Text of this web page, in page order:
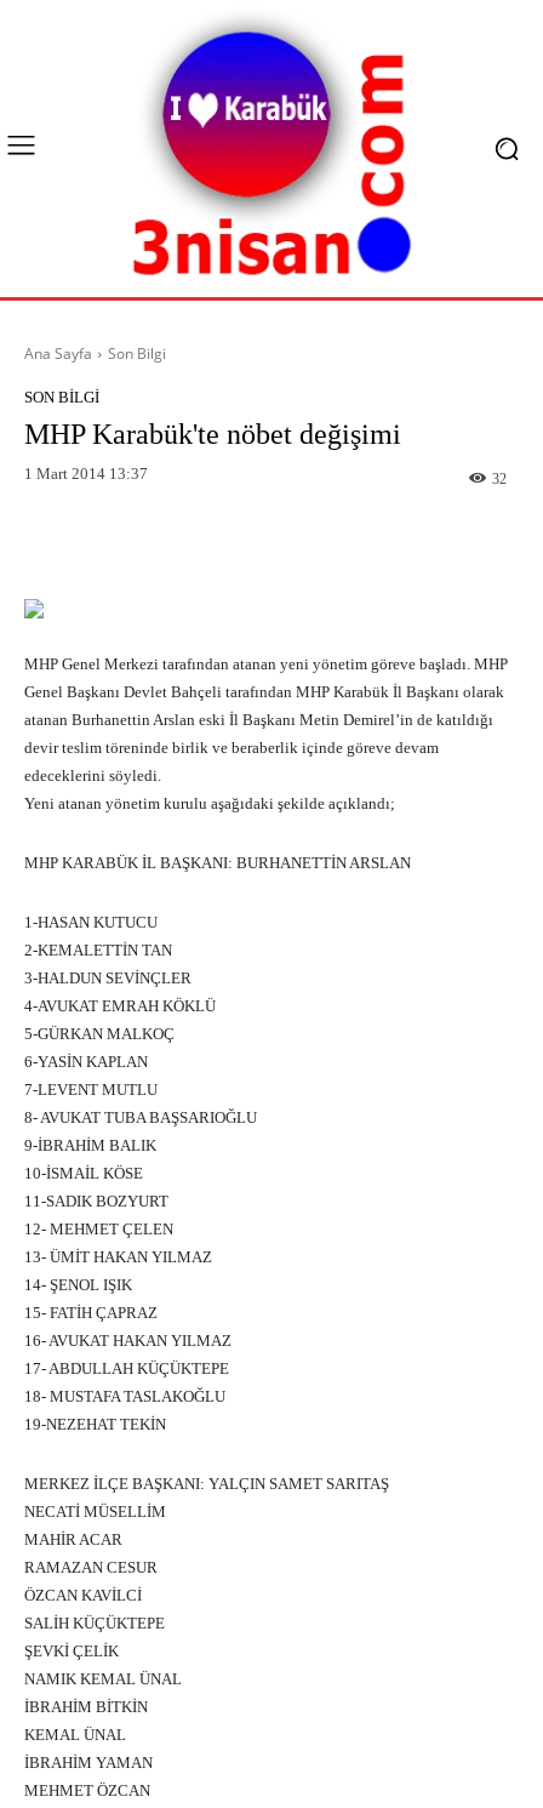
Ana Sayfa Son Bilgi
SON BILGI
MHP Karabük'te nöbet değişimi
1 Mart 2014 13:37 32
MHP Genel Merkezi tarafından atanan yeni yönetim göreve başladı. MHP
Genel Başkanı Devlet Bahçeli tarafından MHP Karabük İl Başkanı olarak
atanan Burhanettin Arslan eski İl Başkanı Metin Demirel’in de katıldığı
devir teslim töreninde birlik ve beraberlik içinde göreve devam
edeceklerini söyledi.
Yeni atanan yönetim kurulu aşağıdaki şekilde açıklandı;
MHP KARABÜK İL BAŞKANI: BURHANETTİN ARSLAN
1-HASAN KUTUCU
2-KEMALETTİN TAN
3-HALDUN SEVİNÇLER
4-AVUKAT EMRAH KÖKLÜ
5-GÜRKAN MALKOÇ
6-YASİN KAPLAN
7-LEVENT MUTLU
8- AVUKAT TUBA BAŞSARIOĞLU
9-İBRAHİM BALIK
10-İSMAİL KÖSE
11-SADIK BOZYURT
12- MEHMET ÇELEN
13- ÜMİT HAKAN YILMAZ
14- ŞENOL IŞIK
15- FATİH ÇAPRAZ
16- AVUKAT HAKAN YILMAZ
17- ABDULLAH KÜÇÜKTEPE
18- MUSTAFA TASLAKOĞLU
19-NEZEHAT TEKİN
MERKEZ İLÇE BAŞKANI: YALÇIN SAMET SARITAŞ
NECATİ MÜSELLİM
MAHİR ACAR
RAMAZAN CESUR
ÖZCAN KAVİLCİ
SALİH KÜÇÜKTEPE
ŞEVKİ ÇELİK
NAMIK KEMAL ÜNAL
İBRAHİM BİTKİN
KEMAL ÜNAL
İBRAHİM YAMAN
MEHMET ÖZCAN